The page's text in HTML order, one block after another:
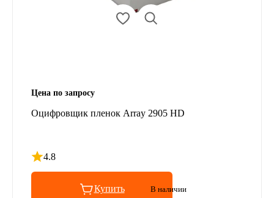
Цена по запросу
Оцифровщик пленок Array 2905 HD
4.8
Рейтинг 4.8 из 5
Купить В наличии